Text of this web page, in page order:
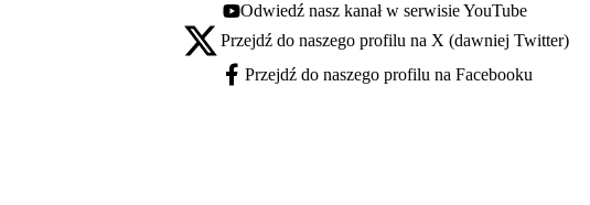
Youtube - otwiera się w nowej karcie
Odwiedź nasz kanał w serwisie YouTube
X - otwiera się w nowej karcie
Przejdź do naszego profilu na X (dawniej Twitter)
Facebook - otwiera się w nowej karcie
Przejdź do naszego profilu na Facebooku